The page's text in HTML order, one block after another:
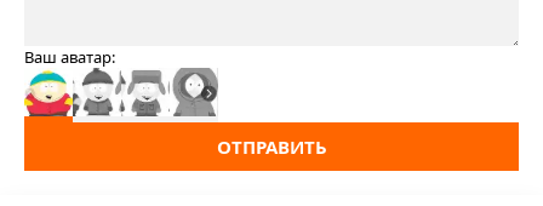
Ваш аватар:
ОТПРАВИТЬ